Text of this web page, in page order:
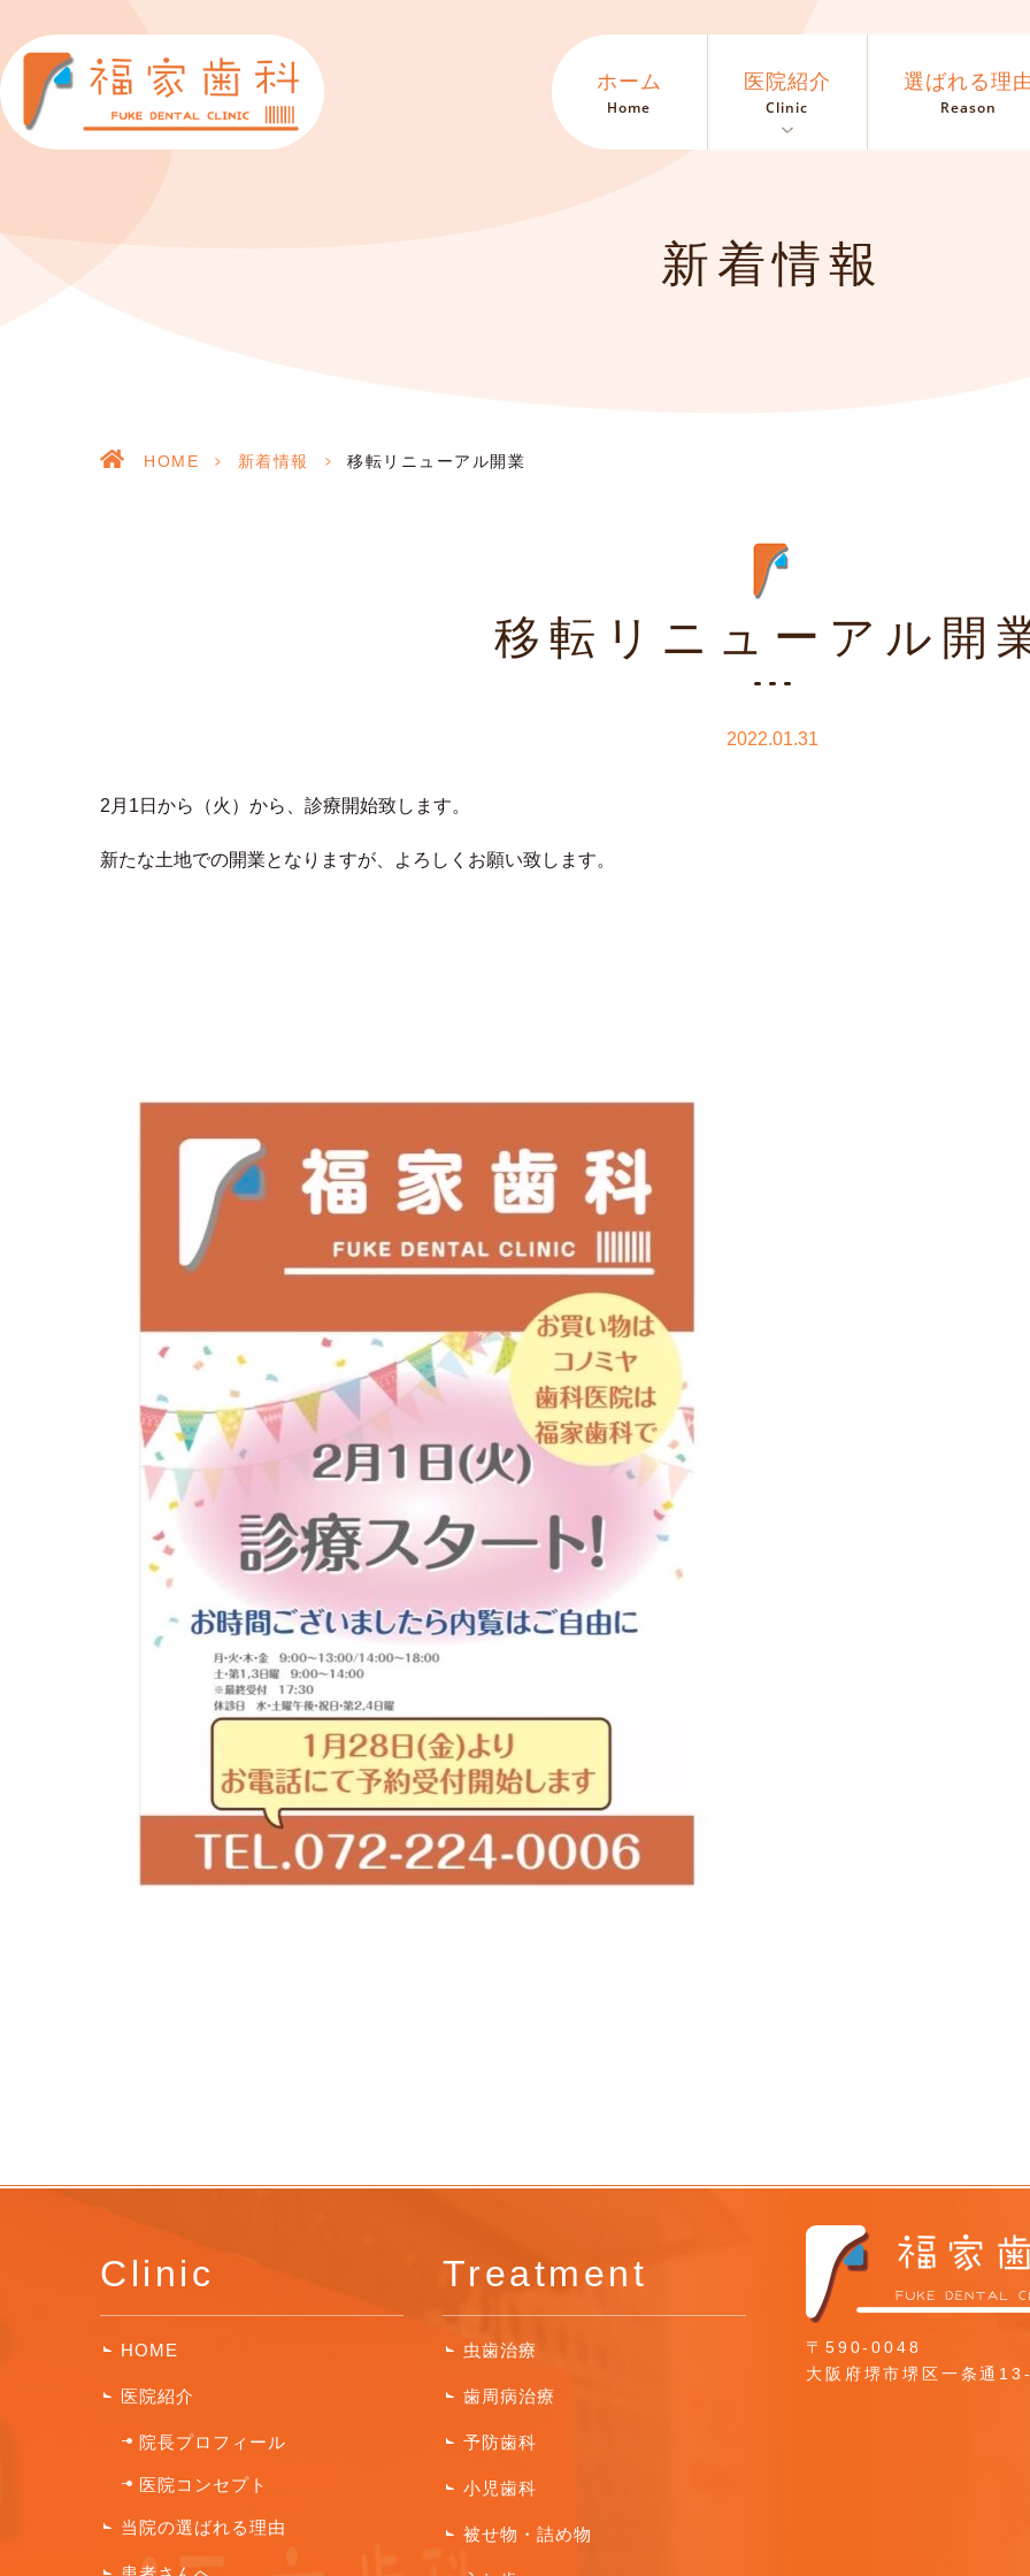
ホーム
Home
医院紹介
Clinic
選ばれる理
Reason
新着情報
HOME > 新着情報 > 移転リニューアル開業
移転リニューアル開
2022.01.31
2月1日から（火）から、診療開始致します。
新たな土地での開業となりますが、よろしくお願い致します。
Clinic
HOME
医院紹介
院長プロフィール
医院コンセプト
当院の選ばれる理由
Treatment
虫歯治療
歯周病治療
予防歯科
小児歯科
被せ物・詰め物
〒590-0048
大阪府堺市堺区一条通